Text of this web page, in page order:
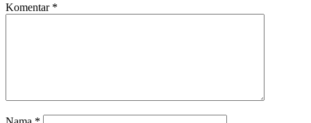
Komentar *